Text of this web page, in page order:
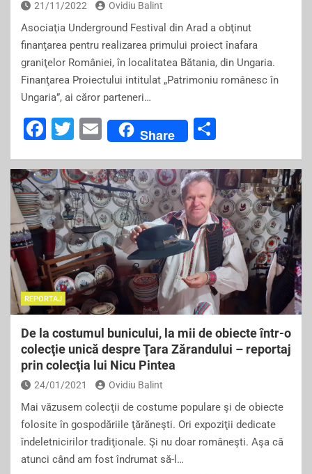
21/11/2022 Ovidiu Balint
Asociaţia Underground Festival din Arad a obţinut
finanţarea pentru realizarea primului proiect înafara
graniţelor României, în localitatea Bătania, din Ungaria.
Finanţarea Proiectului intitulat „Patrimoniu românesc în
Ungaria”, ai căror parteneri…
F
c
e
b
o
o
k
T
tt
er
E
m
ai
l
Share
ar
e
REPORTAJ
De la costumul bunicului, la mii de obiecte într-o
colecţie unică despre Ţara Zărandului – reportaj
prin colecţia lui Nicu Pintea
24/01/2021 Ovidiu Balint
Mai văzusem colecţii de costume populare şi de obiecte
folosite în gospodăriile ţărăneşti. Ori expoziţii dedicate
îndeletnicirilor tradiţionale. Şi nu doar româneşti. Aşa că
atunci când am fost îndrumat să-l…